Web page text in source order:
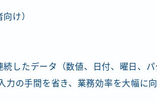
け）
したデータ（数値、日付、曜日、
力の手間を省き、業務効率を大幅に向